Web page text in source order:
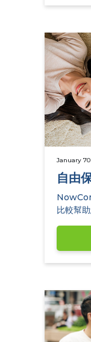
January 70
自由
比較幫